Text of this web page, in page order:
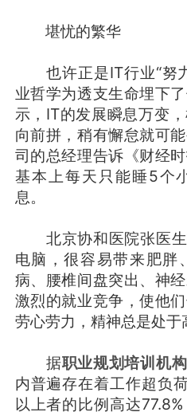
堪忧的繁华
也许正是IT行业“努
业哲学为透支生命埋下
示，IT的发展瞬息万变
向前拼，稍有懈怠就可
司的总经理告诉《财经
基本上每天只能睡5个
息。
北京协和医院张医生
电脑，很容易带来肥胖
病、腰椎间盘突出、神
激烈的就业竞争，使他
劳心劳力，精神总是处于
据职业规划培训机构
内普遍存在着工作超负
以上者的比例高达